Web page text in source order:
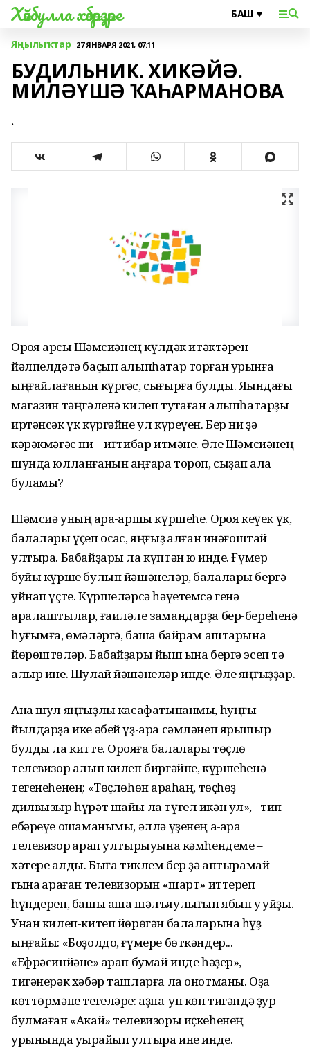
Хәйбулла хәбәрҙәре
Яңылыҡтар 27 ЯНВАРЯ 2021, 07:11
БУДИЛЬНИК. ХИКӘЙӘ.
МИЛӘҮШӘ ҠАҺАРМАНОВА
.
Орҡоя ҡарсыҡ Шәмсиәнең күлдәк итәктәрен
йәлпелдәтә баҫып алыпһатар торған урынға
ыңғайлағанын күргәс, сығырға булды. Яҡындағы
магазин тәңгәленә килеп туҡтаған алыпһатарҙы
иртәнсәк үк күргәйне ул күреүен. Бер ни ҙә
кәрәкмәгәс ни – иғтибар итмәне. Әле Шәмсиәнең
шунда юлланғанын аңғара тороп, сыҙап ҡала
буламы?
Шәмсиә уның ҡара-ҡаршы күршеһе. Орҡоя кеүек үк,
балалары үҫеп осҡас, яңғыҙ ҡалған инәғоштай
ултыра. Бабайҙары ла күптән юҡ инде. Ғүмер
буйы күрше булып йәшәнеләр, балалары бергә
уйнап үҫте. Күршеләрсә һәүетемсә генә
аралаштылар, ғаиләле замандарҙа бер-береһенә
һуғымға, өмәләргә, башҡа байрам аштарына
йөрөштөләр. Бабайҙары йыш ҡына бергә эсеп тә
алыр ине. Шулай йәшәнеләр инде. Әле яңғыҙҙар.
Ана шул яңғыҙлыҡ касафатынанмы, һуңғы
йылдарҙа ике әбей үҙ-ара сәмләнеп ярышыр
булды ла китте. Орҡояға балалары төҫлө
телевизор алып килеп биргәйне, күршеһенә
тегенеһенең: «Төҫлөһөн ҡараһаң, төҫһөҙ
дилвызыр һүрәт шайы ла түгел икән ул»,– тип
ебәреүе оҡшаманымы, әллә үҙенең аҡ-ҡара
телевизор ҡарап ултырыуына кәмһендеме –
хәтере ҡалды. Быға тиклем бер ҙә аптырамай
гына ҡараған телевизорын «шарт» иттереп
һүндереп, башы аша шәлъяулығын ябып уҡ ҡуйҙы.
Унан килеп-китеп йөрөгән балаларына һүҙ
ыңғайы: «Боҙолдо, ғүмере бөткәндер...
«Ефрәсинйәне» ҡарап бумай инде һәҙер»,
тигәнерәк хәбәр ташларға ла онотманы. Оҙаҡ
көттөрмәне тегеләре: аҙна-ун көн тигәндә ҙур
булмаған «Акай» телевизоры иҫкеһенең
урынында ҡуҡырайып ултыра ине инде.